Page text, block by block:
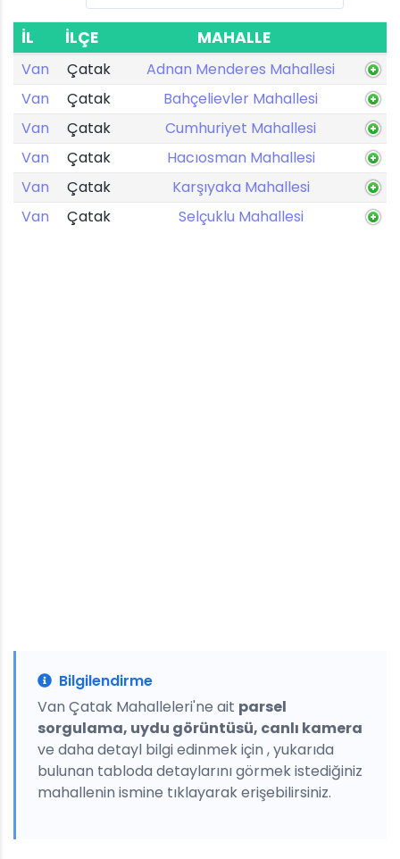
İL İLÇE MAHALLE
Van Çatak
Adnan Menderes Mahallesi
Van
Çatak
Bahçelievler Mahallesi
Van
Çatak
Cumhuriyet Mahallesi
Van
Çatak
Hacıosman Mahallesi
Van
Çatak
Karşıyaka Mahallesi
Van
Çatak Selçuklu Mahallesi
Bilgilendirme
Van Çatak Mahalleleri'ne ait parsel
sorgulama, uydu görüntüsü, canlı kamera
ve daha detayl bilgi edinmek için , yukarıda
bulunan tabloda detaylarını görmek istediğiniz
mahallenin ismine tıklayarak erişebilirsiniz.